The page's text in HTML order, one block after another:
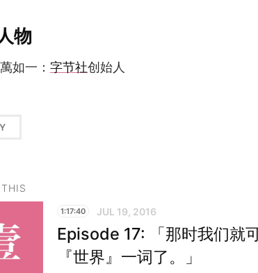
物
如一： 字节社创始人
1:17:40 JUL 19, 2016
Episode 17: 「那时我们就
『世界』一词了。」